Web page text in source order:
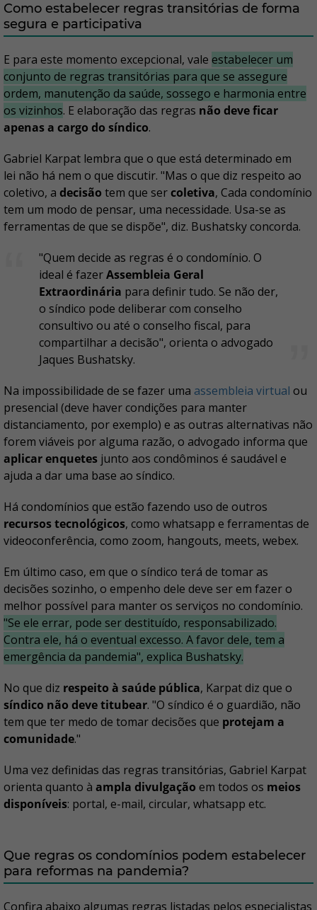
Como estabelecer regras transitórias de forma
segura e participativa
E para este momento excepcional, vale estabelecer um
conjunto de regras transitórias para que se assegure
ordem, manutenção da saúde, sossego e harmonia entre
os vizinhos. E elaboração das regras não deve ficar
apenas a cargo do síndico.
Gabriel Karpat lembra que o que está determinado em
lei não há nem o que discutir. "Mas o que diz respeito ao
coletivo, a decisão tem que sercoletiva, Cada condomínio
tem um modo de pensar, uma necessidade. Usa-se as
ferramentas de que se dispõe", diz. Bushatsky concorda.
"Quem decide as regras é o condomínio. O
ideal é fazerAssembleia Geral
Extraordinária para definir tudo. Se não der,
o síndico pode deliberar com conselho
consultivo ou até o conselho fiscal, para
compartilhar a decisão", orienta o advogado
Jaques Bushatsky.
Na impossibilidade de se fazer uma assembleia virtual ou
presencial (deve haver condições para manter
distanciamento, por exemplo) e as outras alternativas não
forem viáveis por alguma razão, o advogado informa que
aplicar enquetes junto aos condôminos é saudável e
ajuda a dar uma base ao síndico.
Há condomínios que estão fazendo uso de outros
recursos tecnológicos, como whatsapp e ferramentas de
videoconferência, como zoom, hangouts, meets, webex.
Em último caso, em que o síndico terá de tomar as
decisões sozinho, o empenho dele deve ser em fazer o
melhor possível para manter os serviços no condomínio.
"Se ele errar, pode ser destituído, responsabilizado.
Contra ele, há o eventual excesso. A favor dele, tem a
emergência da pandemia", explica Bushatsky.
No que diz respeito à saúde pública, Karpat diz que o
síndico não deve titubear. "O síndico é o guardião, não
tem que ter medo de tomar decisões que protejam a
comunidade."
Uma vez definidas das regras transitórias, Gabriel Karpat
orienta quanto à ampla divulgação em todos os meios
disponíveis: portal, e-mail, circular, whatsapp etc.
Que regras os condomínios podem estabelecer
para reformas na pandemia?
Confira abaixo algumas regras listadas pelos especialistas